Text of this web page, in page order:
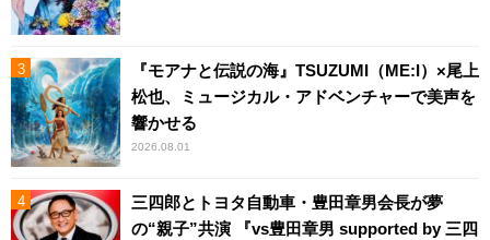
『モアナと伝説の海』TSUZUMI（ME:I）×尾上
松也、ミュージカル・アドベンチャーで美声を
響かせる
2026.08.01
三四郎とトヨタ自動車・豊田章男会長が夢
の“親子”共演 『vs豊田章男 supported by 三四